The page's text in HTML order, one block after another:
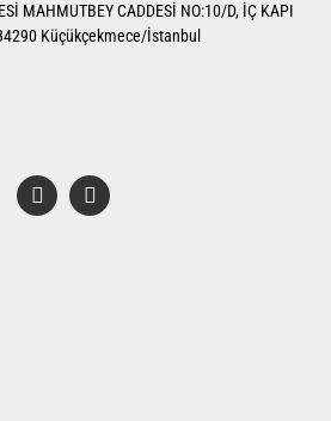
bilgiler bulunuyor.
alternatifler olmalı.
MAHMUTBEY CADDESİ NO:10/D, İÇ KAPI
Küçükçekmece/İstanbul